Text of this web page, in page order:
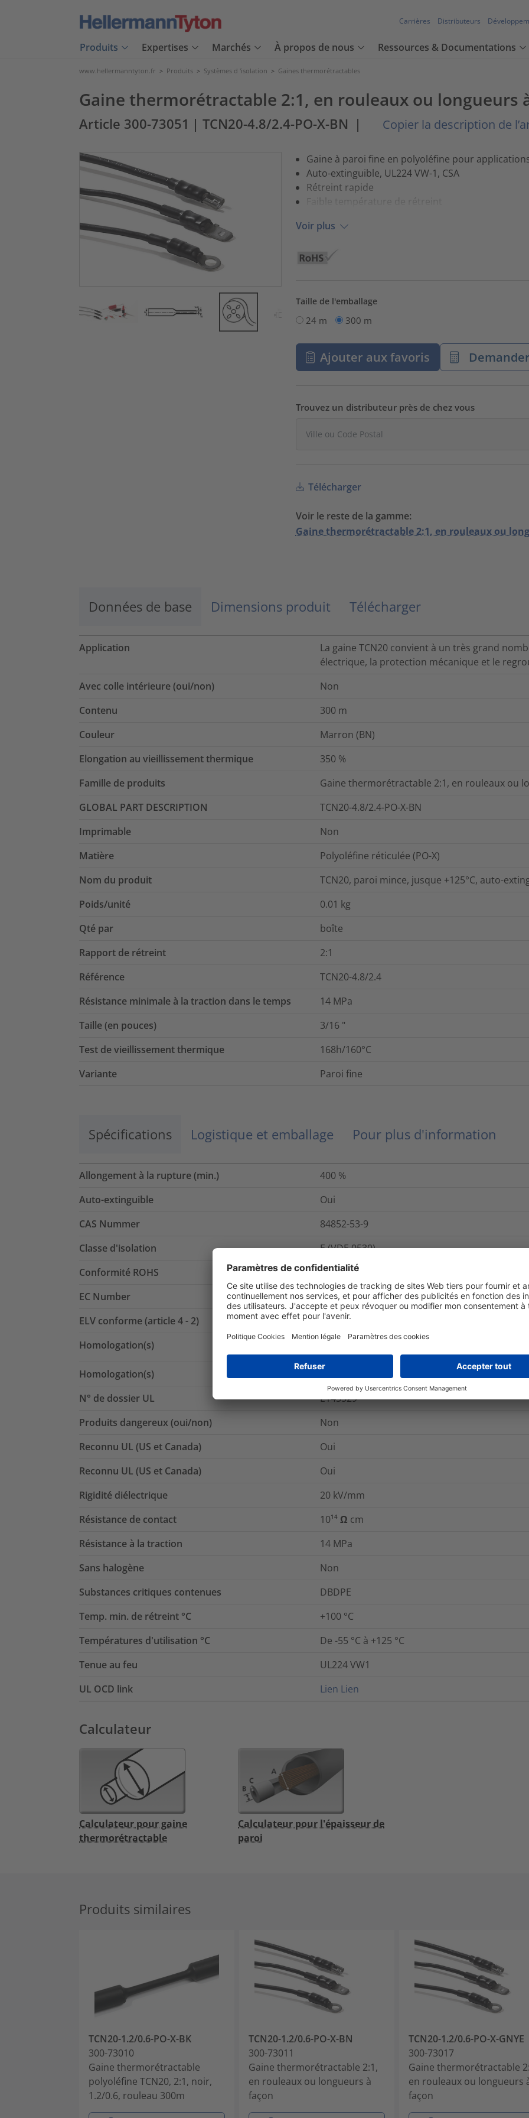
Carrières Distributeurs
Produits Expertises Marchés À propos de nous Ressources & Documentations
www.hellermanntyton.fr > Produits > Systèmes d 'isolation > Gaines thermorétractables
Gaine thermorétractable 2:1, en rouleaux ou longueurs
Article 300-73051 | TCN20-4.8/2.4-PO-X-BN | Copier la description de
Gaine à paroi fine en polyoléfine pour
Auto-extinguible, UL224 VW-1, CSA
Rétreint rapide
Faible température de rétreint
Voir plus
Taille de l'emballage
24 m 300 m
Ajouter aux favoris
Trouvez un distributeur près de chez vous
Télécharger
Voir le reste de la gamme:
Gaine thermorétractable 2:1, en rouleaux ou
Données de base Dimensions produit Télécharger
Application
La gaine TCN20 convient à un très grand
électrique, la protection mécanique et le
Avec colle intérieure (oui/non)
Non
Contenu
300 m
Couleur
Marron (BN)
Elongation au vieillissement thermique
350 %
Famille de produits
Gaine thermorétractable 2:1, en rouleaux ou
GLOBAL PART DESCRIPTION
TCN20-4.8/2.4-PO-X-BN
Imprimable
Non
Matière
Polyoléfine réticulée (PO-X)
Nom du produit
TCN20, paroi mince, jusque +125°C, auto-
Poids/unité
0.01 kg
Qté par
boîte
Rapport de rétreint
2:1
Référence
TCN20-4.8/2.4
Résistance minimale à la traction dans le temps
14 MPa
Taille (en pouces)
3/16 "
Test de vieillissement thermique
168h/160°C
Variante
Paroi fine
Spécifications Logistique et emballage Pour plus d'information
Allongement à la rupture (min.) 400 %
Auto-extinguible
Oui
CAS Nummer
84852-53-9
Classe d'isolation
E (VDE 0530)
Conformité ROHS
Oui
EC Number
284-366-9
ELV conforme (article 4 - 2)
Oui
Homologation(s)
Homologation(s)
C22.2 no. 198.1-06, DIN 75200 (09/1980), UL
N° de dossier UL
E143529
Produits dangereux (oui/non)
Non
Reconnu UL (US et Canada)
Oui
Reconnu UL (US et Canada)
Oui
Rigidité diélectrique
20 kV/mm
Résistance de contact
10¹⁴ Ω cm
Résistance à la traction
14 MPa
Sans halogène
Non
Substances critiques contenues
DBDPE
Temp. min. de rétreint °C
+100 °C
Températures d'utilisation °C
De -55 °C à +125 °C
Tenue au feu
UL224 VW1
UL OCD link
Lien Lien
Calculateur
Calculateur pour gaine
thermorétractable
Calculateur pour l'épaisseur de
paroi
Produits similaires
TCN20-1.2/0.6-PO-X-BK
300-73010
Gaine thermorétractable
polyoléfine TCN20, 2:1, noir,
1.2/0.6, rouleau 300m
TCN20-1.2/0.6-PO-X-BN
300-73011
Gaine thermorétractable 2:1,
en rouleaux ou longueurs à
façon
TCN20-1.2/0.6-PO-X-GNYE
300-73017
Gaine thermorétractable
en rouleaux ou longueurs
façon